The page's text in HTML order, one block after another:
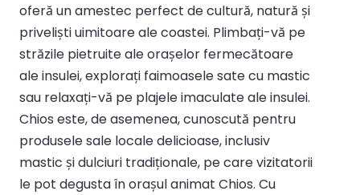
oferă un amestec perfect de cultură, natură și
priveliști uimitoare ale coastei. Plimbați-vă pe
străzile pietruite ale orașelor fermecătoare
ale insulei, explorați faimoasele sate cu mastic
sau relaxați-vă pe plajele imaculate ale insulei.
Chios este, de asemenea, cunoscută pentru
produsele sale locale delicioase, inclusiv
mastic și dulciuri tradiționale, pe care vizitatorii
le pot degusta în orașul animat Chios. Cu